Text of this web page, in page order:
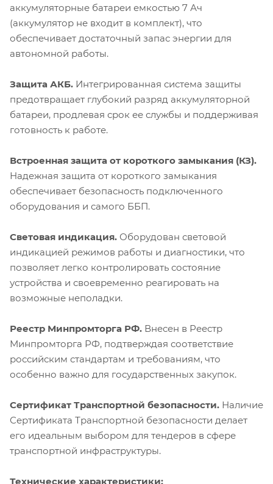
аккумуляторные батареи емкостью 7 Ач
(аккумулятор не входит в комплект), что
обеспечивает достаточный запас энергии для
автономной работы.
Защита АКБ. Интегрированная система защиты
предотвращает глубокий разряд аккумуляторной
батареи, продлевая срок ее службы и поддерживая
готовность к работе.
Встроенная защита от короткого замыкания (КЗ).
Надежная защита от короткого замыкания
обеспечивает безопасность подключенного
оборудования и самого ББП.
Световая индикация. Оборудован световой
индикацией режимов работы и диагностики, что
позволяет легко контролировать состояние
устройства и своевременно реагировать на
возможные неполадки.
Реестр Минпромторга РФ. Внесен в Реестр
Минпромторга РФ, подтверждая соответствие
российским стандартам и требованиям, что
особенно важно для государственных закупок.
Сертификат Транспортной безопасности. Наличие
Сертификата Транспортной безопасности делает
его идеальным выбором для тендеров в сфере
транспортной инфраструктуры.
Технические характеристики: